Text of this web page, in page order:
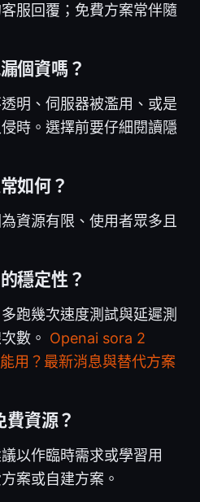
服回覆；免費方案常伴隨
個資嗎？
明、伺服器被濫用、或是
時。選擇前要仔細閱讀隱
如何？
資源有限、使用者眾多且
穩定性？
跑幾次速度測試與延遲測
數。 Openai sora 2
用？最新消息與替代方案
資源？
以作臨時需求或學習用
案或自建方案。